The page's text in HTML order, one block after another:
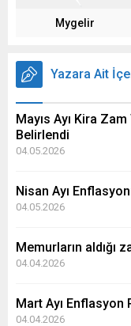
Mygelir
Yazara Ait
Mayıs Ayı Kira
Belirlendi
04.05.2026
Nisan Ayı
04.05.2026
Memurların aldığı
04.04.2026
Mart Ayı Enflasyon
04.04.2026